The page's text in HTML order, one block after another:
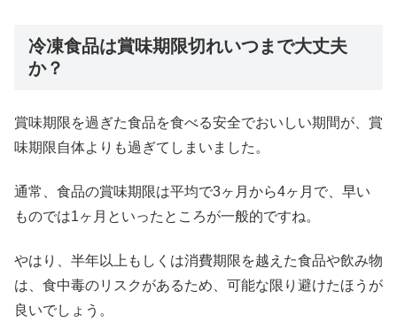
冷凍食品は賞味期限切れいつまで大丈夫
か？
賞味期限を過ぎた食品を食べる安全でおいしい期間が、賞
味期限自体よりも過ぎてしまいました。
通常、食品の賞味期限は平均で3ヶ月から4ヶ月で、早い
ものでは1ヶ月といったところが一般的ですね。
やはり、半年以上もしくは消費期限を越えた食品や飲み物
は、食中毒のリスクがあるため、可能な限り避けたほうが
良いでしょう。